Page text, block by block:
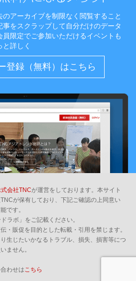
のアーカイブを制限なく閲覧すること
をスクラップして自分だけのデータ
限定でご参加いただけるイベントも
と詳しく
登録（無料）はこちら
会社TNCが運営をしております。本サイト
が保有しており、下記ご確認の上同意い
です。
ラボ」をご記載ください。
・販促を目的とした転載・引用を禁じます。
生じたいかなるトラブル、損失、損害等につ
ません。
わせはこちら